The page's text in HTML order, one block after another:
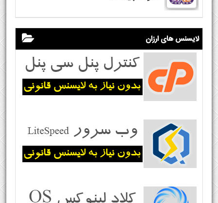
لایسنس های ارزان